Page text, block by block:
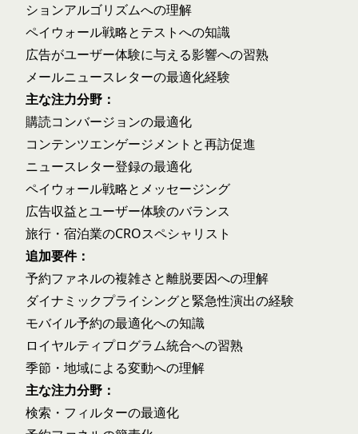
ションアルゴリズムへの理解
ペイウォール戦略とテストへの知識
広告がユーザー体験に与える影響への習熟
メールニュースレターの最適化経験
主な注力分野：
購読コンバージョンの最適化
コンテンツエンゲージメントと再訪促進
ニュースレター登録の最適化
ペイウォール戦略とメッセージング
広告収益とユーザー体験のバランス
旅行・宿泊業のCROスペシャリスト
追加要件：
予約ファネルの複雑さと離脱要因への理解
ダイナミックプライシングと緊急性演出の経験
モバイル予約の最適化への知識
ロイヤルティプログラム統合への習熟
季節・地域による変動への理解
主な注力分野：
検索・フィルターの最適化